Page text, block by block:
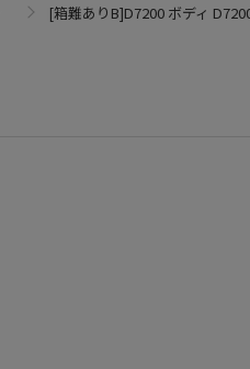
[箱難ありB]D7200 ボディ